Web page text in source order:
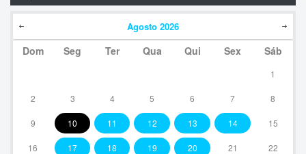
Agosto 2026
Dom Seg Ter Qua Qui Sex Sáb
1
2 3 4 5 6 7 8
9 10 11 12 13 14 15
16 17 18 19 20 21 22